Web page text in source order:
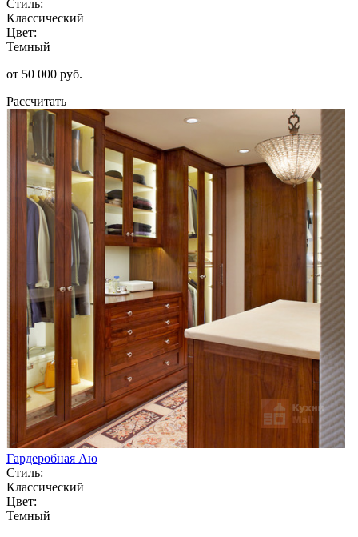
Стиль:
Классический
Цвет:
Темный
от 50 000 руб.
Рассчитать
Гардеробная Аю
Стиль:
Классический
Цвет:
Темный